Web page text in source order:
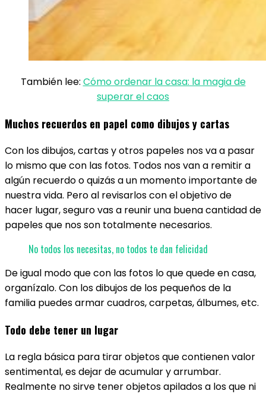
También lee: Cómo ordenar la casa: la magia de
superar el caos
Muchos recuerdos en papel como dibujos y cartas
Con los dibujos, cartas y otros papeles nos va a pasar
lo mismo que con las fotos. Todos nos van a remitir a
algún recuerdo o quizás a un momento importante de
nuestra vida. Pero al revisarlos con el objetivo de
hacer lugar, seguro vas a reunir una buena cantidad de
papeles que nos son totalmente necesarios.
No todos los necesitas, no todos te dan felicidad
De igual modo que con las fotos lo que quede en casa,
organízalo. Con los dibujos de los pequeños de la
familia puedes armar cuadros, carpetas, álbumes, etc.
Todo debe tener un lugar
La regla básica para tirar objetos que contienen valor
sentimental, es dejar de acumular y arrumbar.
Realmente no sirve tener objetos apilados a los que ni